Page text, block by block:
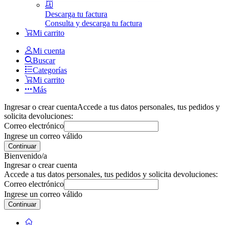
Descarga tu factura
Consulta y descarga tu factura
Mi carrito
Mi cuenta
Buscar
Categorías
Mi carrito
Más
Ingresar o crear cuentaAccede a tus datos personales, tus pedidos y
solicita devoluciones:
Correo electrónico
Ingrese un correo válido
Continuar
Bienvenido/a
Ingresar o crear cuenta
Accede a tus datos personales, tus pedidos y solicita devoluciones:
Correo electrónico
Ingrese un correo válido
Continuar